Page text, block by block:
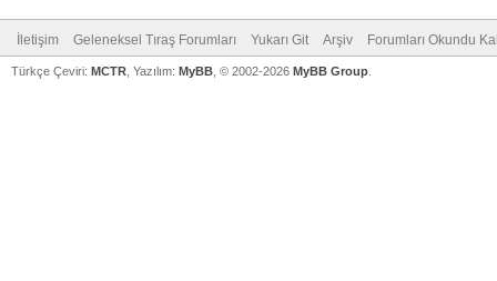
İletişim Geleneksel Tıraş Forumları Yukarı Git Arşiv Forumları Okundu
Türkçe Çeviri: MCTR , Yazılım: MyBB , © 2002-2026 MyBB Group